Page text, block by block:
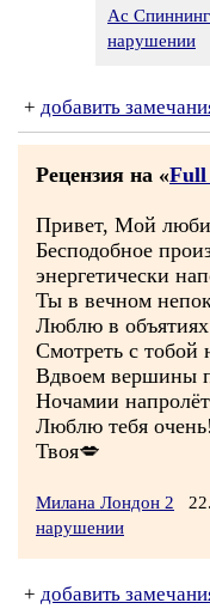
Ас
нарушении
+ добавить
Рецензия на «Full
Привет, Мой
Бесподобное
энергетически
Ты в вечном
Люблю в объятиях
Смотреть с
Вдвоем вершины
Ночамии напролёт
Люблю тебя очень!
Твоя💋
Милана Лондон 2
нарушении
+ добавить